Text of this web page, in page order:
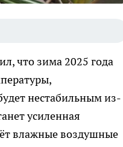
что зима 2025 года
нестабильным из-
усиленная
влажные воздушные